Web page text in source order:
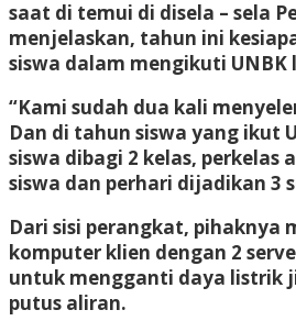
saat di temui di disela – sela
menjelaskan, tahun ini
siswa dalam mengikuti UNBK
“Kami sudah dua kali
Dan di tahun siswa yang ikut
siswa dibagi 2 kelas, perkelas
siswa dan perhari dijadikan 3
Dari sisi perangkat, pihaknya
komputer klien dengan 2
untuk mengganti daya listrik
putus aliran.